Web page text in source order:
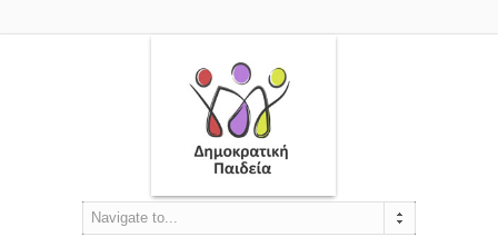
Navigate to...